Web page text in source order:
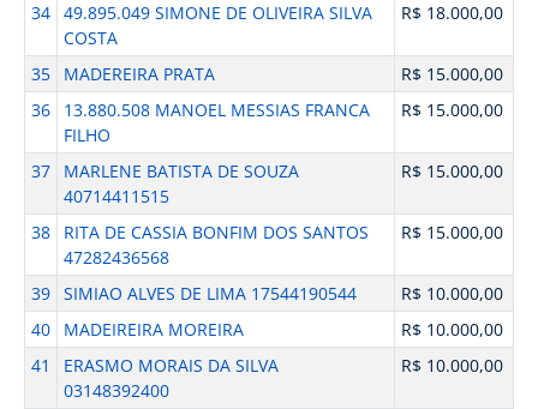
34 49.895.049 SIMONE DE OLIVEIRA SILVA
COSTA
R$ 18.000,00
35 MADEREIRA PRATA
R$ 15.000,00
36
13.880.508 MANOEL MESSIAS FRANCA
FILHO
R$ 15.000,00
37
MARLENE BATISTA DE SOUZA
40714411515
R$ 15.000,00
38
RITA DE CASSIA BONFIM DOS SANTOS
47282436568
R$ 15.000,00
39 SIMIAO ALVES DE LIMA 17544190544
R$ 10.000,00
40
MADEIREIRA MOREIRA
R$ 10.000,00
41
ERASMO MORAIS DA SILVA
03148392400
R$ 10.000,00